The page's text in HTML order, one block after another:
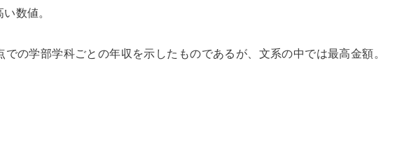
数値。
での学部学科ごとの年収を示したものであるが、文系の中では最高金額。